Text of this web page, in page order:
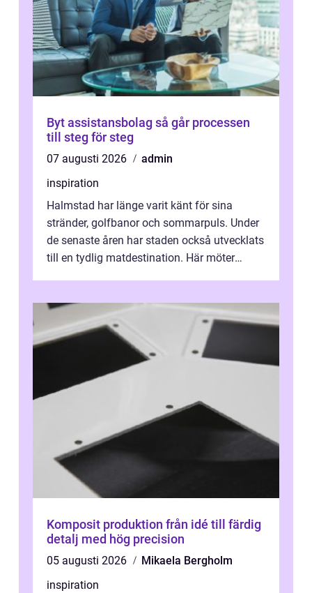
Byt assistansbolag så går processen
till steg för steg
07 augusti 2026
admin
inspiration
Halmstad har länge varit känt för sina
stränder, golfbanor och sommarpuls. Under
de senaste åren har staden också utvecklats
till en tydlig matdestination. Här möter
Komposit produktion från idé till färdig
detalj med hög precision
05 augusti 2026
Mikaela Bergholm
inspiration